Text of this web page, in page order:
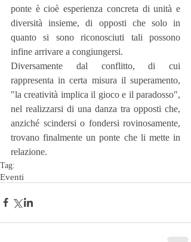
ponte è cioè esperienza concreta di unità e
diversità insieme, di opposti che solo in
quanto si sono riconosciuti tali possono
infine arrivare a congiungersi.
Diversamente dal conflitto, di cui
rappresenta in certa misura il superamento,
"la creatività implica il gioco e il paradosso",
nel realizzarsi di una danza tra opposti che,
anziché scindersi o fondersi rovinosamente,
trovano finalmente un ponte che li mette in
relazione.
Tag:
Eventi